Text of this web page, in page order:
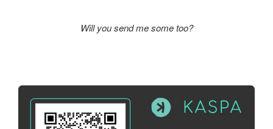
Will you send me some too?